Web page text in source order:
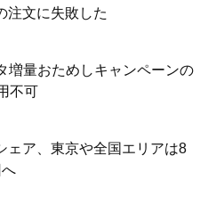
注文に失敗した
増量おためしキャンペーンの
不可
ェア、東京や全国エリアは8